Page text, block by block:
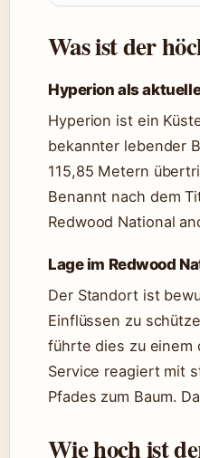
Was ist der
Hyperion als
Hyperion ist ein
bekannter lebender
115,85 Metern
Benannt nach dem
Redwood National
Lage im Redwood
Der Standort ist
Einflüssen zu
führte dies zu einem
Service reagiert mit
Pfades zum Baum.
Wie hoch ist